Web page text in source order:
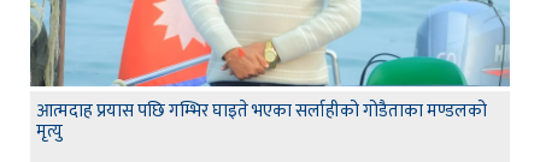
आत्मदाह प्रयास पछि गम्भिर घाइते भएका सर्लाहीको गोडैताका मण्डलको
मृत्यु